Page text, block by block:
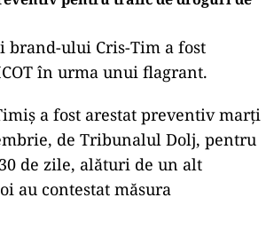
brand-ului Cris-Tim a fost
în urma unui flagrant.
a fost arestat preventiv marți
de Tribunalul Dolj, pentru
de zile, alături de un alt
au contestat măsura